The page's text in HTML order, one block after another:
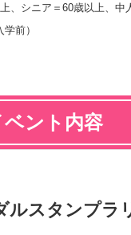
、シニア＝60歳以上、中
前）
ベント内容
ルスタンプラ